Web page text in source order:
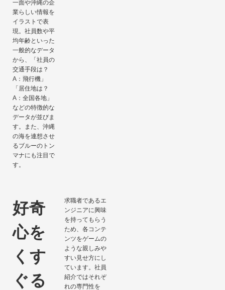
一面や沖縄の企
業らしい情報を
イラストで表
現。社員数や平
均年齢といった
一般的なデータ
から、「社員の
交通手段は？
A：飛行機」
「居住地は？
A：全国各地」
などの特徴的な
データが並びま
す。また、沖縄
の海を連想させ
るブルーのトン
マナにも注目で
す。
好奇
心を
くす
ぐる
求職者であるエ
ンジニアに興味
を持ってもらう
ため、各コンテ
ンツをゲームの
ような親しみや
すい見せ方にし
ています。社員
紹介ではそれぞ
れの専門性を